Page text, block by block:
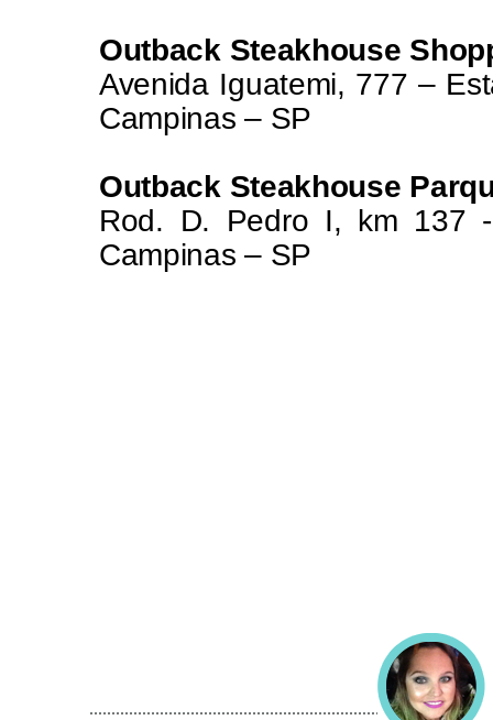
Outback Steakhouse
Avenida Iguatemi, 777 –
Campinas – SP
Outback Steakhouse
Rod. D. Pedro I, km 137
Campinas – SP